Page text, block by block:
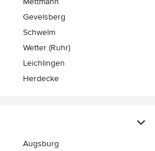
Gevelsberg
Schwelm
Wetter (Ruhr)
Leichlingen
Herdecke
Augsburg